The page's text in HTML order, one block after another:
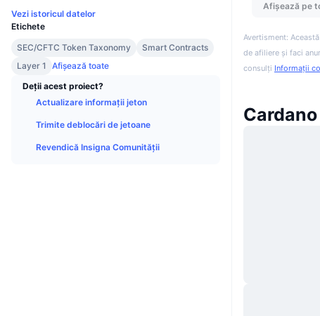
Vezi istoricul datelor
Etichete
SEC/CFTC Token Taxonomy
Smart Contracts
Layer 1
Afișează toate
Deții acest proiect?
Actualizare informații jeton
Trimite deblocări de jetoane
Revendică Insigna Comunității
Afișează pe
Avertisment:
de afiliere și faci
consulți Informații